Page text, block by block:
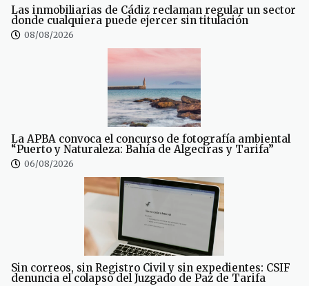
Las inmobiliarias de Cádiz reclaman regular un sector
donde cualquiera puede ejercer sin titulación
08/08/2026
La APBA convoca el concurso de fotografía ambiental
“Puerto y Naturaleza: Bahía de Algeciras y Tarifa”
06/08/2026
Sin correos, sin Registro Civil y sin expedientes: CSIF
denuncia el colapso del Juzgado de Paz de Tarifa